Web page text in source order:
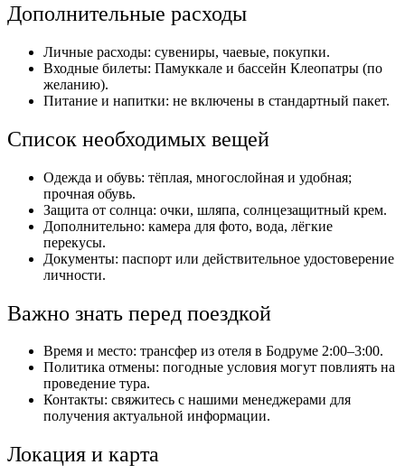
Дополнительные расходы
Личные расходы: сувениры, чаевые, покупки.
Входные билеты: Памуккале и бассейн Клеопатры (по
желанию).
Питание и напитки: не включены в стандартный пакет.
Список необходимых вещей
Одежда и обувь: тёплая, многослойная и удобная;
прочная обувь.
Защита от солнца: очки, шляпа, солнцезащитный крем.
Дополнительно: камера для фото, вода, лёгкие
перекусы.
Документы: паспорт или действительное удостоверение
личности.
Важно знать перед поездкой
Время и место: трансфер из отеля в Бодруме 2:00–3:00.
Политика отмены: погодные условия могут повлиять на
проведение тура.
Контакты: свяжитесь с нашими менеджерами для
получения актуальной информации.
Локация и карта